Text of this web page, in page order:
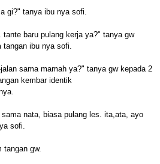
gi?" tanya ibu nya sofi.
baru pulang kerja ya?" tanya gw
tangan ibu nya sofi.
sama mamah ya?" tanya gw kepada 2
kembar identik
nata, biasa pulang les. ita,ata, ayo
sofi.
tangan gw.